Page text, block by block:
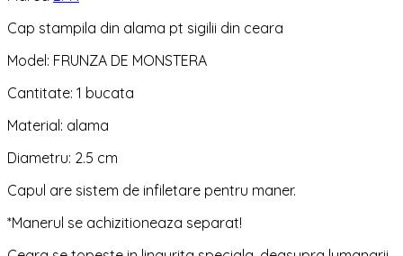
Cap stampila din alama pt sigilii din ceara
Model: FRUNZA DE MONSTERA
Cantitate: 1 bucata
Material: alama
Diametru: 2.5 cm
Capul are sistem de infiletare pentru maner.
*Manerul se achizitioneaza separat!